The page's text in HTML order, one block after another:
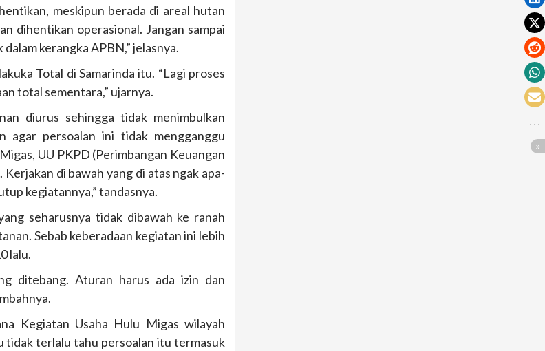
meskipun berada di areal hutan
dihentikan operasional. Jangan sampai
kerangka APBN,” jelasnya.
Total di Samarinda itu. “Lagi proses
total sementara,” ujarnya.
diurus sehingga tidak menimbulkan
agar persoalan ini tidak mengganggu
UU PKPD (Perimbangan Keuangan
di bawah yang di atas ngak apa-
kegiatannya,” tandasnya.
seharusnya tidak dibawah ke ranah
Sebab keberadaan kegiatan ini lebih
lalu.
ditebang. Aturan harus ada izin dan
Kegiatan Usaha Hulu Migas wilayah
tidak terlalu tahu persoalan itu termasuk